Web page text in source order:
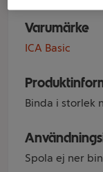
Varumärke
ICA Basic
Binda i storlek
Spola ej ner